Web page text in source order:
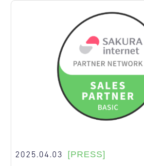
2025.04.03 [PRESS]